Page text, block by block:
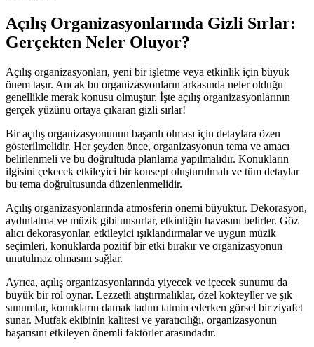
Açılış Organizasyonlarında Gizli Sırlar:
Gerçekten Neler Oluyor?
Açılış organizasyonları, yeni bir işletme veya etkinlik için büyük
önem taşır. Ancak bu organizasyonların arkasında neler olduğu
genellikle merak konusu olmuştur. İşte açılış organizasyonlarının
gerçek yüzünü ortaya çıkaran gizli sırlar!
Bir açılış organizasyonunun başarılı olması için detaylara özen
gösterilmelidir. Her şeyden önce, organizasyonun tema ve amacı
belirlenmeli ve bu doğrultuda planlama yapılmalıdır. Konukların
ilgisini çekecek etkileyici bir konsept oluşturulmalı ve tüm detaylar
bu tema doğrultusunda düzenlenmelidir.
Açılış organizasyonlarında atmosferin önemi büyüktür. Dekorasyon,
aydınlatma ve müzik gibi unsurlar, etkinliğin havasını belirler. Göz
alıcı dekorasyonlar, etkileyici ışıklandırmalar ve uygun müzik
seçimleri, konuklarda pozitif bir etki bırakır ve organizasyonun
unutulmaz olmasını sağlar.
Ayrıca, açılış organizasyonlarında yiyecek ve içecek sunumu da
büyük bir rol oynar. Lezzetli atıştırmalıklar, özel kokteyller ve şık
sunumlar, konukların damak tadını tatmin ederken görsel bir ziyafet
sunar. Mutfak ekibinin kalitesi ve yaratıcılığı, organizasyonun
başarısını etkileyen önemli faktörler arasındadır.